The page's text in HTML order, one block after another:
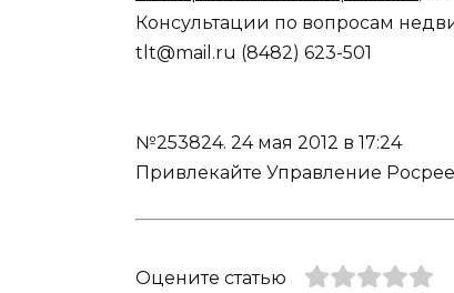
Консультации по вопросам
tlt@mail.ru (8482) 623-501
№253824. 24 мая 2012 в 17:24
Привлекайте Управление
Оцените статью